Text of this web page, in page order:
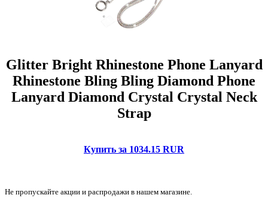
Glitter Bright Rhinestone Phone Lanyard
Rhinestone Bling Bling Diamond Phone
Lanyard Diamond Crystal Crystal Neck
Strap
Купить за 1034.15 RUR
Не пропускайте акции и распродажи в нашем магазине.